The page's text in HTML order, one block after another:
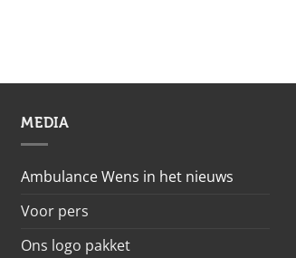
MEDIA
Ambulance Wens in het nieuws
Voor pers
Ons logo pakket